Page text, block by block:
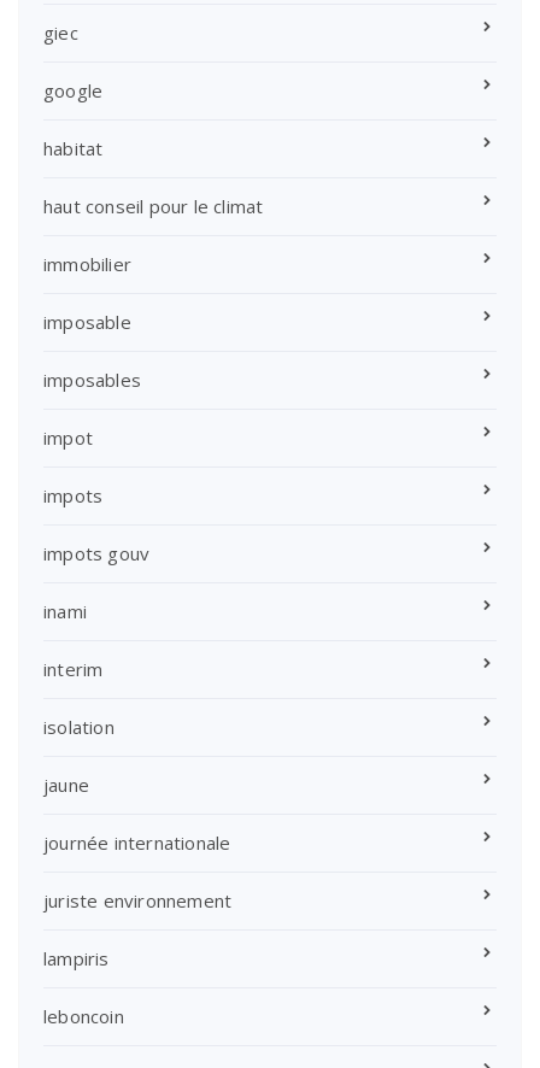
giec
google
habitat
haut conseil pour le climat
immobilier
imposable
imposables
impot
impots
impots gouv
inami
interim
isolation
jaune
journée internationale
juriste environnement
lampiris
leboncoin